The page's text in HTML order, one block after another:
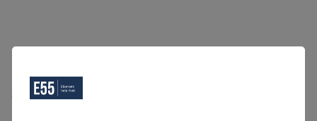
Oops, Ett fel inträffade.